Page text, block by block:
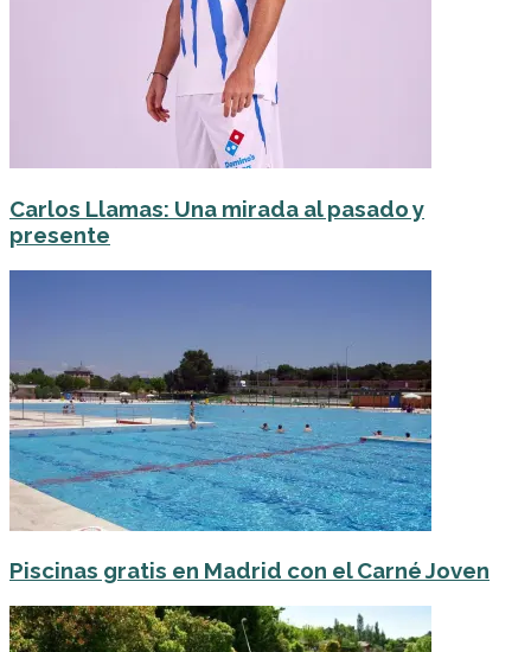
Carlos Llamas: Una mirada al pasado y
presente
Piscinas gratis en Madrid con el Carné Joven